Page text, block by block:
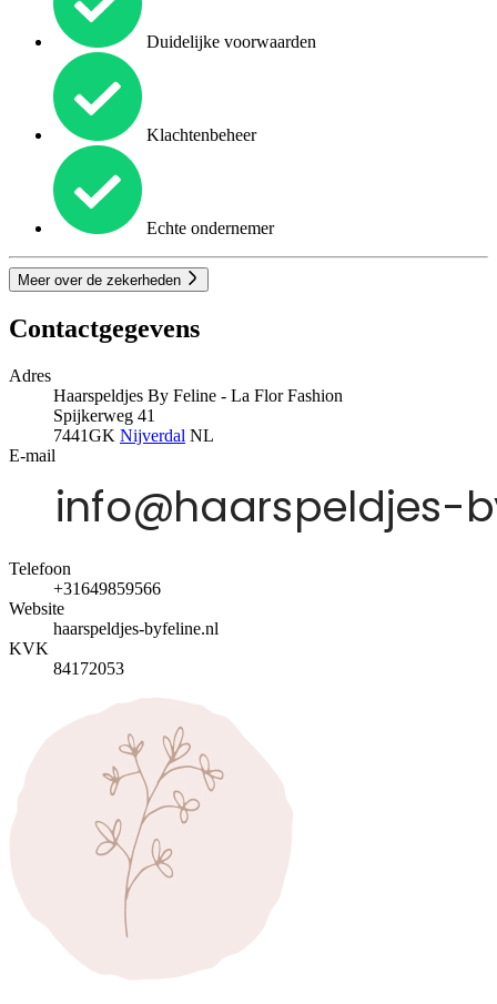
Duidelijke voorwaarden
Klachtenbeheer
Echte ondernemer
Meer over de zekerheden
Contactgegevens
Adres
Haarspeldjes By Feline - La Flor Fashion
Spijkerweg 41
7441GK Nijverdal NL
E-mail
Telefoon
+31649859566
Website
haarspeldjes-byfeline.nl
KVK
84172053